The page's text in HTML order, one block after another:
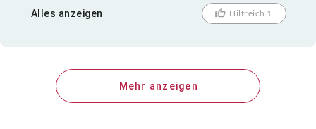
uns dort erwartete. Am Ende war es eine von
Jugendlichen, inszenierte Show, mit Musik, Tanz,
Lebensweise und gesellschaftliche Akzeptanz und
Respekt. Wir sind Ende 40 und waren sicher keine
Alles anzeigen Hilfreich 1
Mehr anzeigen